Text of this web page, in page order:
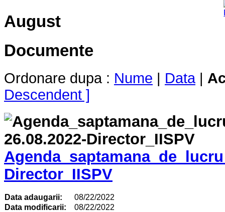
August
Documente
Ordonare dupa : Nume | Data|
Descendent ]
Director_IISPV
Data adaugarii:
08/22/2022
Data modificarii:
08/22/2022